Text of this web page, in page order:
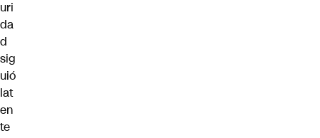
uri
da
d
sig
uió
lat
en
te